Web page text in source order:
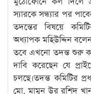
স্যার‌কে সন্ধ্যার পর
তদন্তের বিষয়ে
অধ্যাপক ম‌হিউদ্দিন
তবে এখনো তদন্ত শুরু
দাবি করেছেন যে
চলছে।তদন্ত কমিটির
মো. মামুন উর র‌শিদ